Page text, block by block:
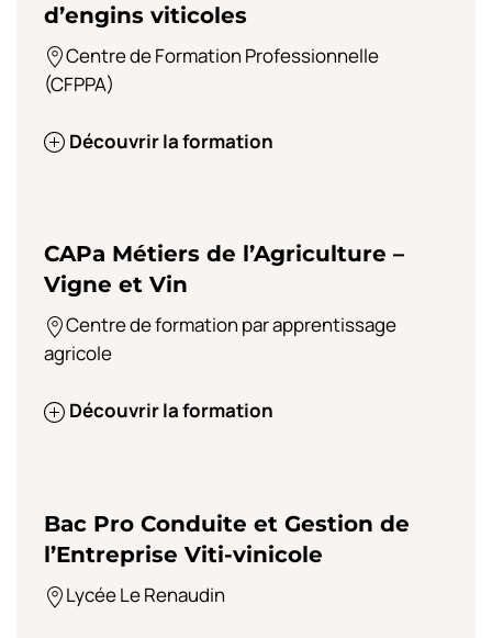
d’engins viticoles
Centre de Formation Professionnelle
(CFPPA)
Découvrir la formation
CAPa Métiers de l’Agriculture –
Vigne et Vin
Centre de formation par apprentissage
agricole
Découvrir la formation
Bac Pro Conduite et Gestion de
l’Entreprise Viti-vinicole
Lycée Le Renaudin